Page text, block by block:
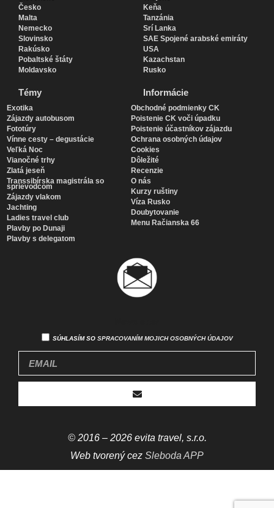
Česko
Malta
Nemecko
Slovinsko
Rakúsko
Pobaltské štáty
Moldavsko
Keňa
Tanzánia
Srí Lanka
SAE Spojené arabské emiráty
USA
Kazachstan
Rusko
Témy
Exotika
Zájazdy autobusom
Fototúry
Vínne cesty – degustácie
Veľká Noc
Vianočné trhy
Zlatá jeseň
Transsibírska magistrála so
sprievodcom
Zájazdy vlakom
Jachting
Ladies travel club
Plavby po Dunaji
Plavby s delegatom
Informácie
Obchodné podmienky CK
Poistenie CK voči úpadku
Poistenie účastníkov zájazdu
Ochrana osobných údajov
Cookies
Dôležité
Recenzie
O nás
Kurzy ruštiny
Víza Rusko
Doubytovanie
Menu Račianska 66
SÚHLASÍM SO SPRACOVANÍM MOJICH OSOBNÝCH ÚDAJOV
© 2016 – 2026 evita travel, s.r.o.
Web tvorený cez Sleboda APP